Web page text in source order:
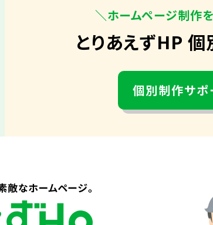
＼ホームページ制作
とりあえずHP
個別制作サポ